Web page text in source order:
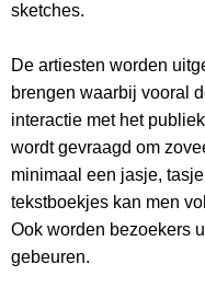
sketches.
De artiesten worden
brengen waarbij vooral
interactie met het
wordt gevraagd om
minimaal een jasje,
tekstboekjes kan men
Ook worden bezoekers
gebeuren.